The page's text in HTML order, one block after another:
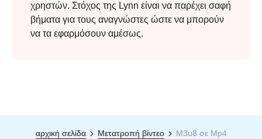
χρηστών. Στόχος της Lynn είναι να παρέχει σαφή
βήματα για τους αναγνώστες ώστε να μπορούν
να τα εφαρμόσουν αμέσως.
αρχική σελίδα Μετατροπή βίντεο M3u8 σε Mp4